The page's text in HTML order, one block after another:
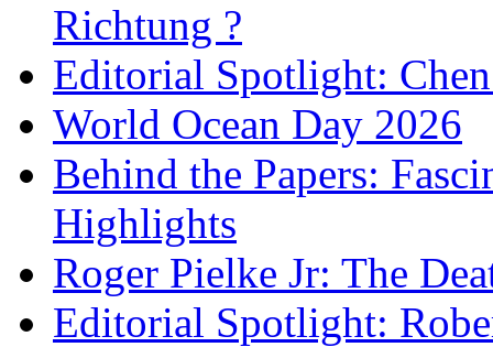
Richtung ?
Editorial Spotlight:
World Ocean Day 2026
Behind the Papers:
Highlights
Roger Pielke Jr: The
Editorial Spotlight: